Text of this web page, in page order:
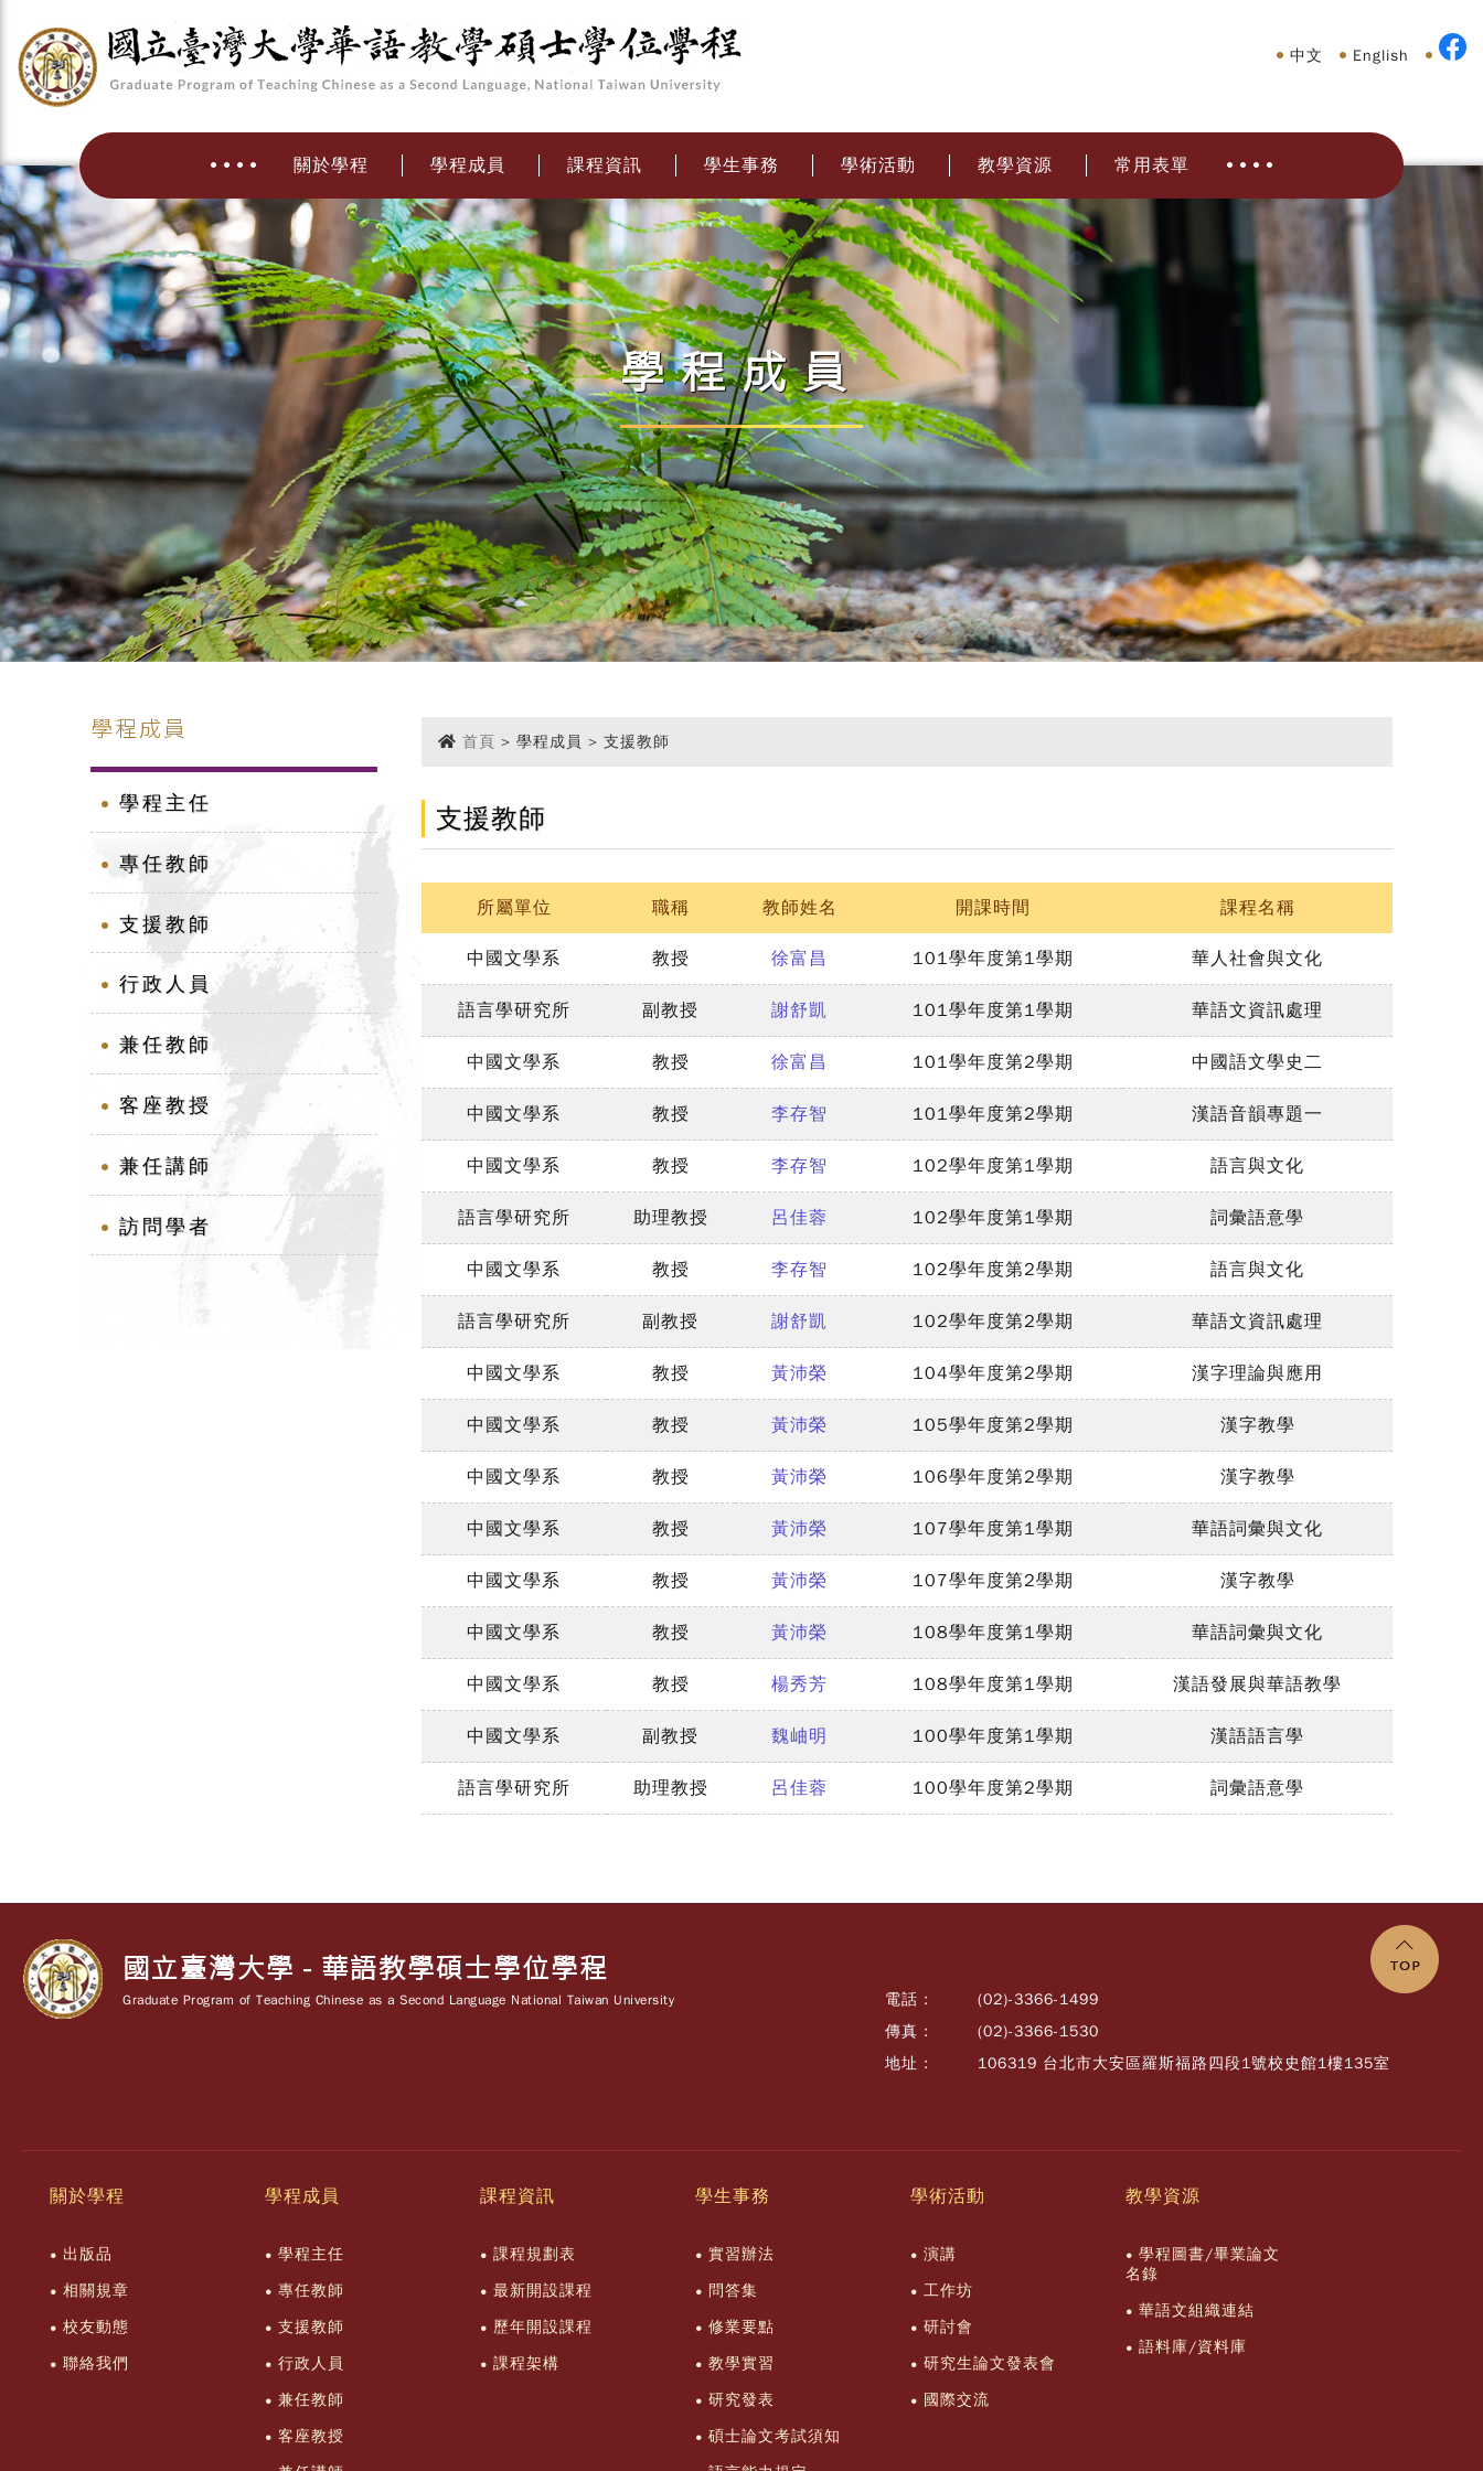
中文 English
關於學程 學程成員 課程資訊 學生事務 學術活動 教學資源 常用表單
學程成員
學程成員
學程主任
專任教師
支援教師
行政人員
兼任教師
客座教授
兼任講師
訪問學者
首頁 > 學程成員 > 支援教師
支援教師
所屬單位 職稱 教師姓名 開課時間 課程名稱
中國文學系 教授 徐富昌 101學年度第1學期 華人社會與文化
語言學研究所 副教授 謝舒凱 101學年度第1學期 華語文資訊處理
中國文學系 教授 徐富昌 101學年度第2學期 中國語文學史二
中國文學系 教授 李存智 101學年度第2學期 漢語音韻專題一
中國文學系 教授 李存智 102學年度第1學期 語言與文化
語言學研究所 助理教授 呂佳蓉 102學年度第1學期 詞彙語意學
中國文學系 教授 李存智 102學年度第2學期 語言與文化
語言學研究所 副教授 謝舒凱 102學年度第2學期 華語文資訊處理
中國文學系 教授 黃沛榮 104學年度第2學期 漢字理論與應用
中國文學系 教授 黃沛榮 105學年度第2學期 漢字教學
中國文學系 教授 黃沛榮 106學年度第2學期 漢字教學
中國文學系 教授 黃沛榮 107學年度第1學期 華語詞彙與文化
中國文學系 教授 黃沛榮 107學年度第2學期 漢字教學
中國文學系 教授 黃沛榮 108學年度第1學期 華語詞彙與文化
中國文學系 教授 楊秀芳 108學年度第1學期 漢語發展與華語教學
中國文學系 副教授 魏岫明 100學年度第1學期 漢語語言學
語言學研究所 助理教授 呂佳蓉 100學年度第2學期 詞彙語意學
國立臺灣大學 - 華語教學碩士學位學程
Graduate Program of Teaching Chinese as a Second Language National Taiwan University 電話 :
(02)-3366-1499
傳真 :
(02)-3366-1530
地址 :
106319 台北市大安區羅斯福路四段1號校史館1樓135室
關於學程
出版品
相關規章
校友動態
聯絡我們
學程成員
學程主任
專任教師
支援教師
行政人員
兼任教師
客座教授
課程資訊
課程規劃表
最新開設課程
歷年開設課程
課程架構
學生事務
實習辦法
問答集
修業要點
教學實習
研究發表
碩士論文考試須知
學術活動
演講
工作坊
研討會
研究生論文發表會
國際交流
教學資源
學程圖書/畢業論文
名錄
華語文組織連結
語料庫/資料庫